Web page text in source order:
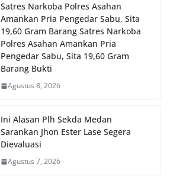
Satres Narkoba Polres Asahan
Amankan Pria Pengedar Sabu, Sita
19,60 Gram Barang Satres Narkoba
Polres Asahan Amankan Pria
Pengedar Sabu, Sita 19,60 Gram
Barang Bukti
Agustus 8, 2026
Ini Alasan Plh Sekda Medan
Sarankan Jhon Ester Lase Segera
Dievaluasi
Agustus 7, 2026